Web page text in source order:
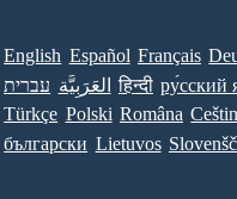
English Español Français
עברית العَرَبِيَّة हिन्दी ру́сский
Türkçe Polski Româna
български Lietuvos